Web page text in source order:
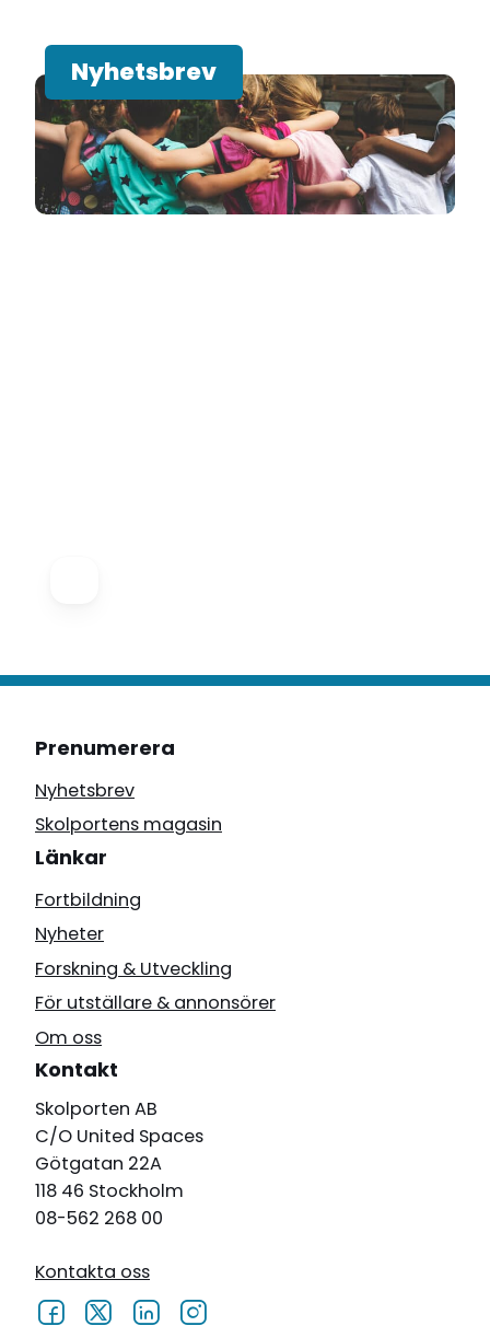
Nyhetsbrev
Prenumerera
Nyhetsbrev
Skolportens magasin
Länkar
Fortbildning
Nyheter
Forskning & Utveckling
För utställare & annonsörer
Om oss
Kontakt
Skolporten AB
C/O United Spaces
Götgatan 22A
118 46 Stockholm
08-562 268 00
Kontakta oss